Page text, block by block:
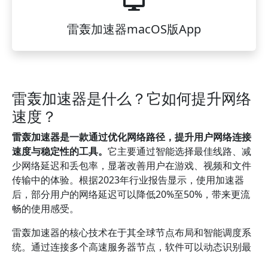
雷轰加速器macOS版App
雷轰加速器是什么？它如何提升网络
速度？
雷轰加速器是一款通过优化网络路径，提升用户网络连接
速度与稳定性的工具。 它主要通过智能选择最佳线路、减
少网络延迟和丢包率，显著改善用户在游戏、视频和文件
传输中的体验。根据2023年行业报告显示，使用加速器
后，部分用户的网络延迟可以降低20%至50%，带来更流
畅的使用感受。
雷轰加速器的核心技术在于其全球节点布局和智能调度系
统。通过连接多个高速服务器节点，软件可以动态识别最